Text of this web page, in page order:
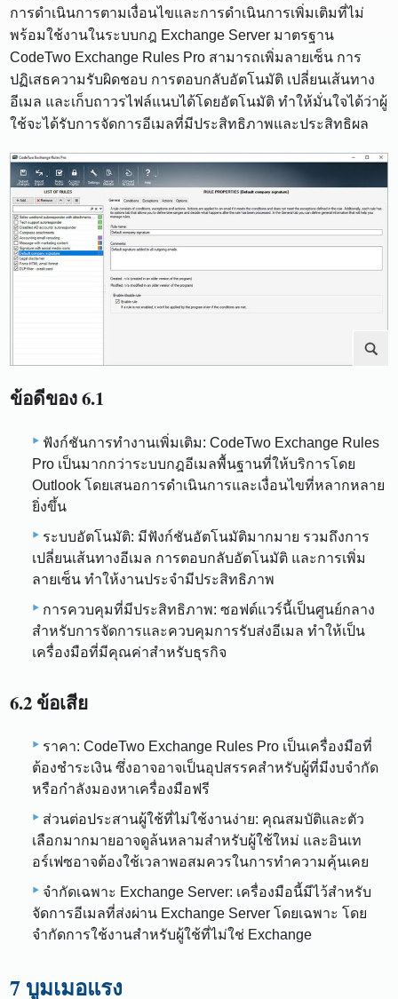
การดำเนินการตามเงื่อนไขและการดำเนินการเพิ่มเติมที่ไม่
พร้อมใช้งานในระบบกฎ Exchange Server มาตรฐาน
CodeTwo Exchange Rules Pro สามารถเพิ่มลายเซ็น การ
ปฏิเสธความรับผิดชอบ การตอบกลับอัตโนมัติ เปลี่ยนเส้นทาง
อีเมล และเก็บถาวรไฟล์แนบได้โดยอัตโนมัติ ทำให้มั่นใจได้ว่าผู้
ใช้จะได้รับการจัดการอีเมลที่มีประสิทธิภาพและประสิทธิผล
ข้อดีของ 6.1
ฟังก์ชันการทำงานเพิ่มเติม: CodeTwo Exchange Rules
Pro เป็นมากกว่าระบบกฎอีเมลพื้นฐานที่ให้บริการโดย
Outlook โดยเสนอการดำเนินการและเงื่อนไขที่หลากหลาย
ยิ่งขึ้น
ระบบอัตโนมัติ: มีฟังก์ชันอัตโนมัติมากมาย รวมถึงการ
เปลี่ยนเส้นทางอีเมล การตอบกลับอัตโนมัติ และการเพิ่ม
ลายเซ็น ทำให้งานประจำมีประสิทธิภาพ
การควบคุมที่มีประสิทธิภาพ: ซอฟต์แวร์นี้เป็นศูนย์กลาง
สำหรับการจัดการและควบคุมการรับส่งอีเมล ทำให้เป็น
เครื่องมือที่มีคุณค่าสำหรับธุรกิจ
6.2 ข้อเสีย
ราคา: CodeTwo Exchange Rules Pro เป็นเครื่องมือที่
ต้องชำระเงิน ซึ่งอาจอาจเป็นอุปสรรคสำหรับผู้ที่มีงบจำกัด
หรือกำลังมองหาเครื่องมือฟรี
ส่วนต่อประสานผู้ใช้ที่ไม่ใช้งานง่าย: คุณสมบัติและตัว
เลือกมากมายอาจดูล้นหลามสำหรับผู้ใช้ใหม่ และอินเท
อร์เฟซอาจต้องใช้เวลาพอสมควรในการทำความคุ้นเคย
จำกัดเฉพาะ Exchange Server: เครื่องมือนี้มีไว้สำหรับ
จัดการอีเมลที่ส่งผ่าน Exchange Server โดยเฉพาะ โดย
จำกัดการใช้งานสำหรับผู้ใช้ที่ไม่ใช่ Exchange
7 บูมเมอแรง